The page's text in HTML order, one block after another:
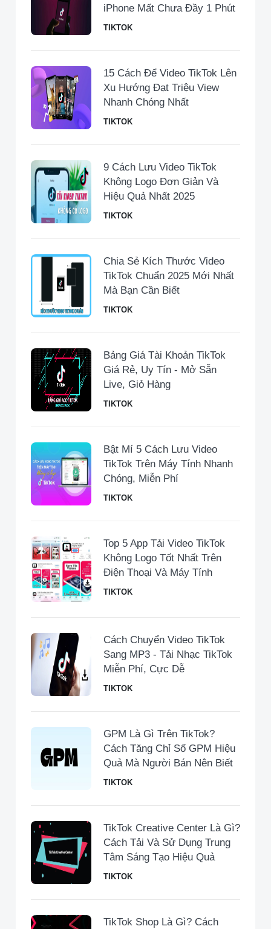
iPhone Mất Chưa Đầy 1 Phút
TIKTOK
15 Cách Để Video TikTok Lên
Xu Hướng Đạt Triệu View
Nhanh Chóng Nhất
TIKTOK
9 Cách Lưu Video TikTok
Không Logo Đơn Giản Và
Hiệu Quả Nhất 2025
TIKTOK
Chia Sẻ Kích Thước Video
TikTok Chuẩn 2025 Mới Nhất
Mà Bạn Cần Biết
TIKTOK
Bảng Giá Tài Khoản TikTok
Giá Rẻ, Uy Tín - Mở Sẵn
Live, Giỏ Hàng
TIKTOK
Bật Mí 5 Cách Lưu Video
TikTok Trên Máy Tính Nhanh
Chóng, Miễn Phí
TIKTOK
Top 5 App Tải Video TikTok
Không Logo Tốt Nhất Trên
Điện Thoại Và Máy Tính
TIKTOK
Cách Chuyển Video TikTok
Sang MP3 - Tải Nhạc TikTok
Miễn Phí, Cực Dễ
TIKTOK
GPM Là Gì Trên TikTok?
Cách Tăng Chỉ Số GPM Hiệu
Quả Mà Người Bán Nên Biết
TIKTOK
TikTok Creative Center Là Gì?
Cách Tải Và Sử Dụng Trung
Tâm Sáng Tạo Hiệu Quả
TIKTOK
TikTok Shop Là Gì? Cách